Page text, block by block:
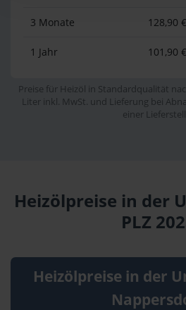
3 Monate 128,90 €
1 Jahr 101,90 €
Preise für Heizöl in Standardqualität
Liter inkl. MwSt. und Lieferung bei
einer
Heizölpreise in der
PLZ
Heizölpreise in der